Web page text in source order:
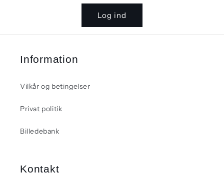
Log ind
Information
Vilkår og betingelser
Privat politik
Billedebank
Kontakt